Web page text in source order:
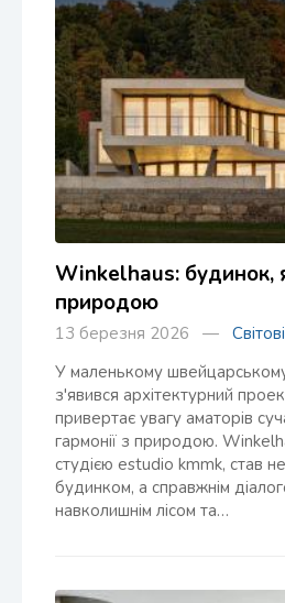
Winkelhaus: будинок,
природою
13 березня 2026 —
У маленькому
з'явився архітектурний
привертає увагу аматорів
гармонії з природою.
студією estudio kmmk, став
будинком, а справжнім
навколишнім лісом та…